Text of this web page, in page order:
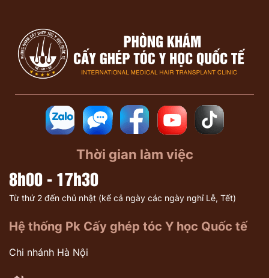
Thời gian làm việc
8h00 - 17h30
Từ thứ 2 đến chủ nhật (kể cả ngày các ngày nghỉ Lễ, Tết)
Hệ thống Pk Cấy ghép tóc Y học Quốc tế
Chi nhánh Hà Nội